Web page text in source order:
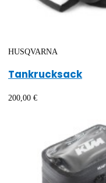
HUSQVARNA
Tankrucksack
200,00 €